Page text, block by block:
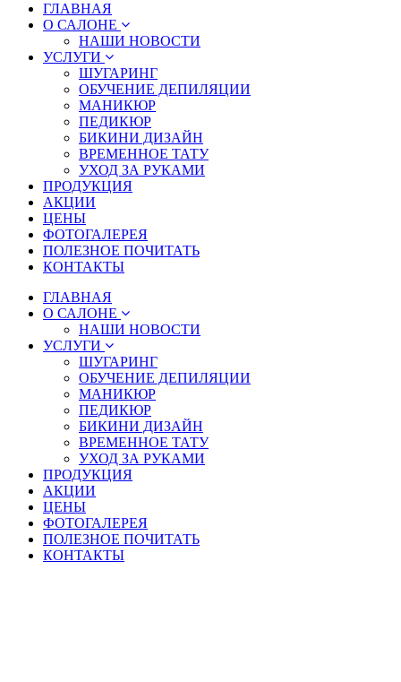
ГЛАВНАЯ
О САЛОНЕ
НАШИ НОВОСТИ
УСЛУГИ
ШУГАРИНГ
ОБУЧЕНИЕ ДЕПИЛЯЦИИ
МАНИКЮР
ПЕДИКЮР
БИКИНИ ДИЗАЙН
ВРЕМЕННОЕ ТАТУ
УХОД ЗА РУКАМИ
ПРОДУКЦИЯ
АКЦИИ
ЦЕНЫ
ФОТОГАЛЕРЕЯ
ПОЛЕЗНОЕ ПОЧИТАТЬ
КОНТАКТЫ
ГЛАВНАЯ
О САЛОНЕ
НАШИ НОВОСТИ
УСЛУГИ
ШУГАРИНГ
ОБУЧЕНИЕ ДЕПИЛЯЦИИ
МАНИКЮР
ПЕДИКЮР
БИКИНИ ДИЗАЙН
ВРЕМЕННОЕ ТАТУ
УХОД ЗА РУКАМИ
ПРОДУКЦИЯ
АКЦИИ
ЦЕНЫ
ФОТОГАЛЕРЕЯ
ПОЛЕЗНОЕ ПОЧИТАТЬ
КОНТАКТЫ